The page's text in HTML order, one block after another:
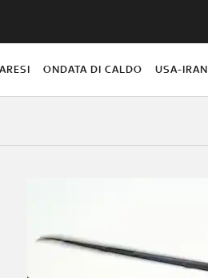
ONDATA DI CALDO USA-IRAN